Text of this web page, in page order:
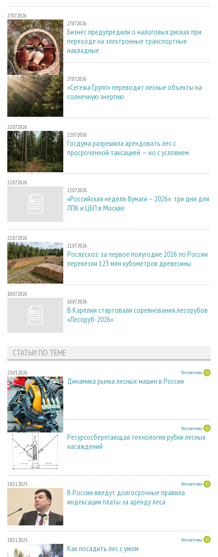
27.07.2026
27.07.2026
Бизнес предупредили о налоговых рисках при
переходе на электронные транспортные
накладные
27.07.2026
27.07.2026
«Сегежа Групп» переводит лесные объекты на
солнечную энергию
22.07.2026
22.07.2026
Госдума разрешила арендовать лес с
просроченной таксацией — но с условием
22.07.2026
22.07.2026
«Российская неделя бумаги – 2026»: три дня для
ЛПК и ЦБП в Москве
21.07.2026
21.07.2026
Рослесхоз: за первое полугодие 2026 по России
перевезли 123 млн кубометров древесины
10.07.2026
10.07.2026
В Карелии стартовали соревнования лесорубов
«Лесоруб-2026»
СТАТЬИ ПО ТЕМЕ
23.03.2026 Лесозаготовка
Динамика рынка лесных машин в России
23.03.2026 Лесозаготовка
Ресурсосберегающая технология рубки лесных
насаждений
28.11.2025 Лесозаготовка
В России введут долгосрочные правила
индексации платы за аренду леса
28.11.2025 Лесозаготовка
Как посадить лес с умом